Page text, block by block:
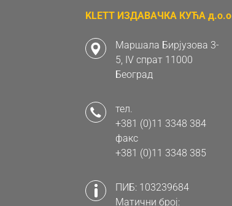
KLETT ИЗДАВАЧКА КУЋА д.о.о
Маршала Бирјузова 3-
5, IV спрат 11000
Београд
тел.
+381 (0)11 3348 384
факс
+381 (0)11 3348 385
ПИБ: 103239684
Матични број: